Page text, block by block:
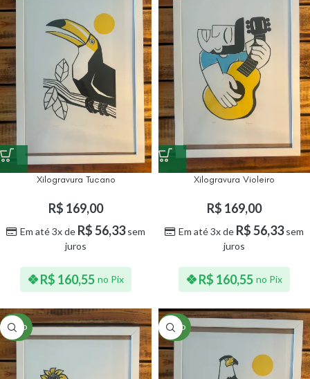
Xilogravura Tucano
R$ 169,00
Em até 3x de R$56,33sem
juros
R$ 160,55 no Pix
Xilogravura Violeiro
R$ 169,00
Em até 3x de R$56,33sem
juros
R$ 160,55 no Pix
NOVO NOVO